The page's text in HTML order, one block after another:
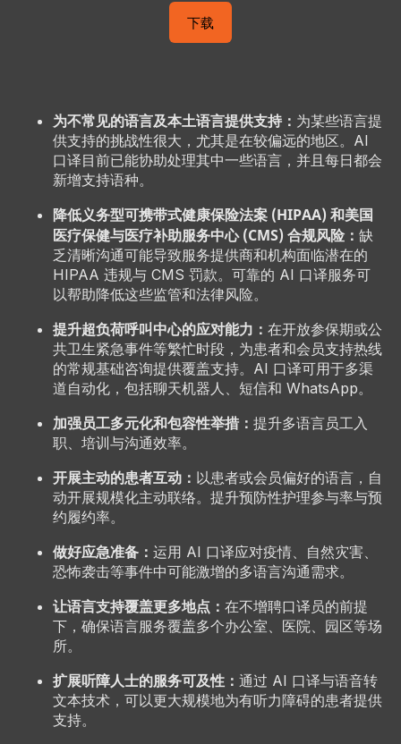
下载
为不常见的语言及本土语言提供支持： 为某些语言提
供支持的挑战性很大，尤其是在较偏远的地区。AI
口译目前已能协助处理其中一些语言，并且每日都会
新增支持语种。
降低义务型可携带式健康保险法案 (HIPAA) 和美国
医疗保健与医疗补助服务中心 (CMS) 合规风险： 缺
乏清晰沟通可能导致服务提供商和机构面临潜在的
HIPAA 违规与 CMS 罚款。可靠的 AI 口译服务可
以帮助降低这些监管和法律风险。
提升超负荷呼叫中心的应对能力： 在开放参保期或公
共卫生紧急事件等繁忙时段，为患者和会员支持热线
的常规基础咨询提供覆盖支持。AI 口译可用于多渠
道自动化，包括聊天机器人、短信和 WhatsApp。
加强员工多元化和包容性举措： 提升多语言员工入
职、培训与沟通效率。
开展主动的患者互动： 以患者或会员偏好的语言，自
动开展规模化主动联络。提升预防性护理参与率与预
约履约率。
做好应急准备： 运用 AI 口译应对疫情、自然灾害、
恐怖袭击等事件中可能激增的多语言沟通需求。
让语言支持覆盖更多地点： 在不增聘口译员的前提
下，确保语言服务覆盖多个办公室、医院、园区等场
所。
扩展听障人士的服务可及性： 通过 AI 口译与语音转
文本技术，可以更大规模地为有听力障碍的患者提供
支持。